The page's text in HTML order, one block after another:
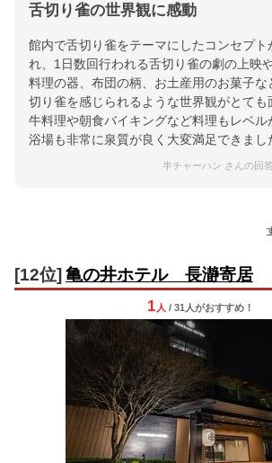
舌切り雀の世界観に感動
館内で舌切り雀をテーマにしたコンセプト
れ、1日数回行われる舌切り雀の劇の上映
料理の器、布団の柄、お土産用のお菓子な
切り雀を感じられるような世界観がとても
牛料理や朝食バイキングなど料理もレベル
浴場も非常に泉質が良く大変満足できまし
半チャーハン さんの回
[12位] 亀の井ホテル 長瀞寄居
1 人 / 31人がおすすめ！